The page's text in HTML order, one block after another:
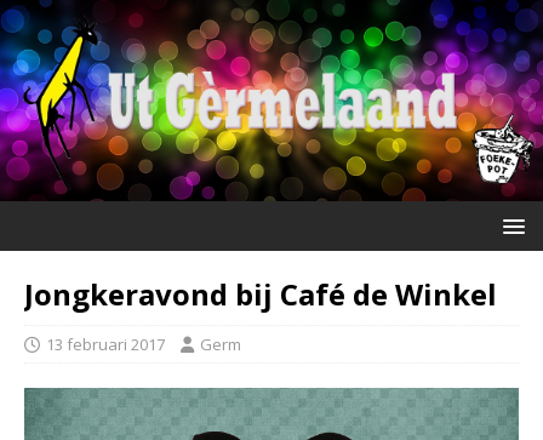
Jongkeravond bij Café de Winkel
13 februari 2017 Germ